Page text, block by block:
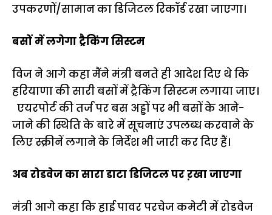
उपकरणों/सामान का डिजिटल रिकॉर्ड रखा जाएगा।
बसों में लगेगा ट्रैकिंग सिस्टम
विज ने आगे कहा मैंने मंत्री बनते ही आदेश दिए थे कि
हरियाणा की सारी बसों में ट्रैकिंग सिस्टम लगाया जाए।
एयरपोर्ट की तर्ज पर बस अड्डों पर भी बसों के आने-
जाने की स्थिति के बारे में सूचनाएं उपलब्ध करवाने के
लिए स्क्रीनें लगाने के निर्देश भी जारी कर दिए हैं।
अब रोडवेज का सारा डाटा डिजिटल पर ऱखा जाएगा
मंत्री आगे कहा कि हाई पावर परचेज कमेटी में रोडवेज